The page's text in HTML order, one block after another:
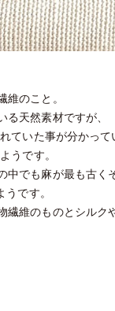
のこと。
る天然素材ですが、
ていた事が分かって
うです。
でも麻が最も古く
です。
維のものとシルク